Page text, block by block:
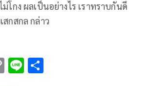
โกง ผลเป็นอย่างไร เราทราบกันดี
กสกล กล่าว
C Li